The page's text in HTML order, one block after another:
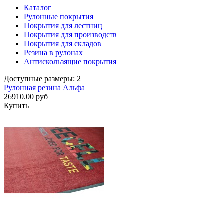
Каталог
Рулонные покрытия
Покрытия для лестниц
Покрытия для производств
Покрытия для складов
Резина в рулонах
Антискользящие покрытия
Доступные размеры: 2
Рулонная резина Альфа
26910.00 руб
Купить